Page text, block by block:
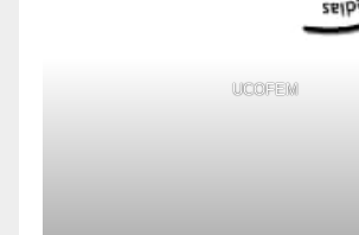
UCOFEM